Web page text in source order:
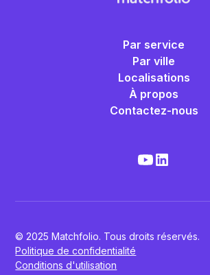
Par service
Par ville
Localisations
À propos
Contactez-nous
© 2025 Matchfolio. Tous droits réservés.
Politique de confidentialité
Conditions d'utilisation